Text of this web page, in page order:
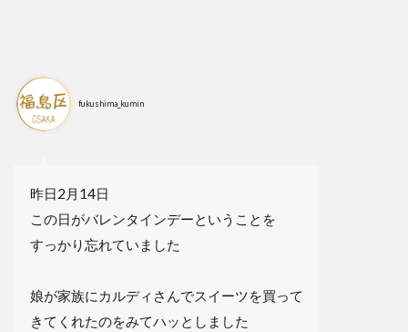
fukushima_kumin
昨日2月14日
この日がバレンタインデーということを
すっかり忘れていました
娘が家族にカルディさんでスイーツを買って
きてくれたのをみてハッとしました